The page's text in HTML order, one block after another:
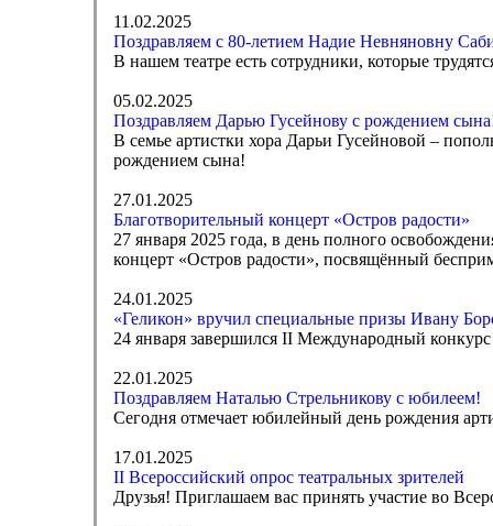
11.02.2025
Поздравляем с 80-летием Надие Невняновну
В нашем театре есть сотрудники, которые
05.02.2025
Поздравляем Дарью Гусейнову с рождением
В семье артистки хора Дарьи Гусейновой –
рождением сына!
27.01.2025
Благотворительный концерт «Остров радости»
27 января 2025 года, в день полного
концерт «Остров радости», посвящённый
24.01.2025
«Геликон» вручил специальные призы Ивану
24 января завершился II Международный
22.01.2025
Поздравляем Наталью Стрельникову с юбилеем!
Сегодня отмечает юбилейный день рождения
17.01.2025
II Всероссийский опрос театральных зрителей
Друзья! Приглашаем вас принять участие во